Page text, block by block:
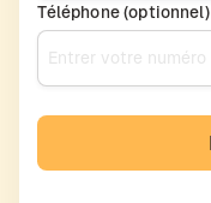
Téléphone (optionnel)